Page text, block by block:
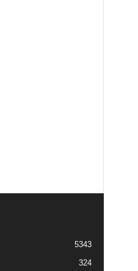
5343
324